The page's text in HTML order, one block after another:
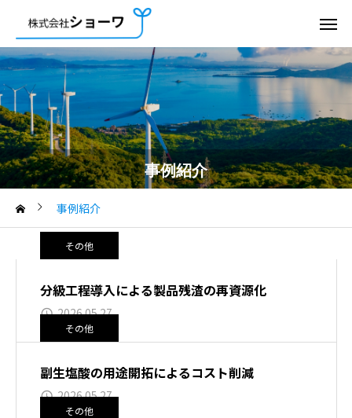
事例紹介
事例紹介
その他
分級工程導入による製品残渣の再資源化
2026.05.27
その他
副生塩酸の用途開拓によるコスト削減
2026.05.27
その他